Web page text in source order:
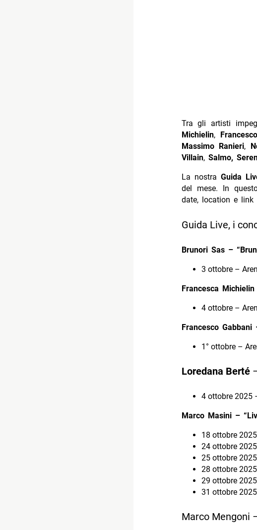
Tra gli artisti
Michielin,
Massimo Ranieri,
Villain, Salmo,
La nostra Guida
del mese. In
date, location e
Guida Live, i
Brunori Sas –
3 ottobre –
Francesca
4 ottobre –
Francesco Gabbani
1° ottobre –
Loredana Berté
4 ottobre 2025
Marco Masini –
18 ottobre
24 ottobre
25 ottobre
28 ottobre
29 ottobre
31 ottobre
Marco Mengoni